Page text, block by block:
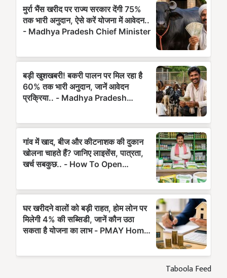
Taboola Feed